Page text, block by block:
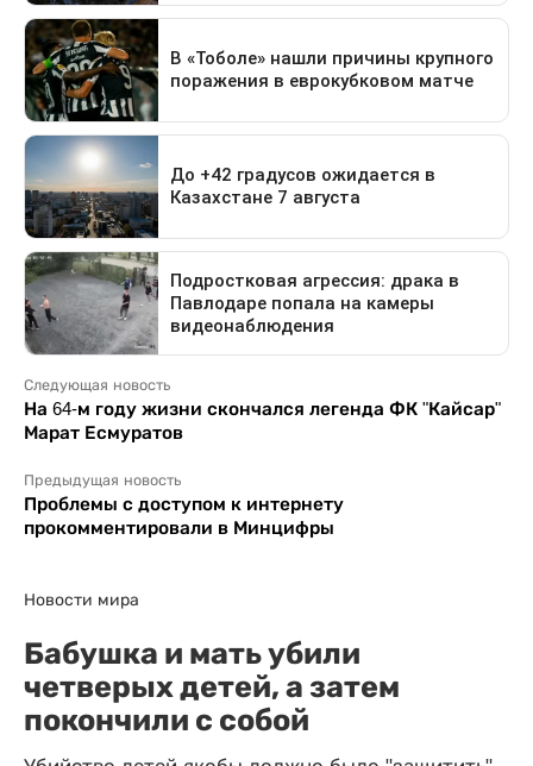
Следующая новость
На 64-м году жизни скончался легенда ФК "Кайсар"
Марат Есмуратов
Предыдущая новость
Проблемы с доступом к интернету
прокомментировали в Минцифры
Новости мира
Бабушка и мать убили
четверых детей, а затем
покончили с собой